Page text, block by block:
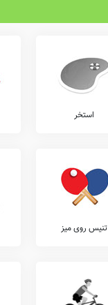
استخر
تنیس روی میز